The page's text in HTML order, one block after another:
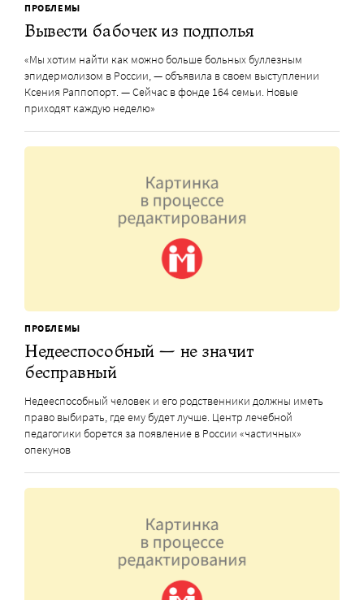
ПРОБЛЕМЫ
Вывести бабочек из подполья
«Мы хотим найти как можно больше больных буллезным
эпидермолизом в России, — объявила в своем выступлении
Ксения Раппопорт. — Сейчас в фонде 164 семьи. Новые
приходят каждую неделю»
ПРОБЛЕМЫ
Недееспособный — не значит
бесправный
Недееспособный человек и его родственники должны иметь
право выбирать, где ему будет лучше. Центр лечебной
педагогики борется за появление в России «частичных»
опекунов